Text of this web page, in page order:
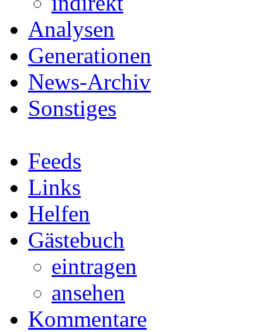
Analysen
Generationen
News-Archiv
Sonstiges
Feeds
Links
Helfen
Gästebuch
eintragen
ansehen
Kommentare